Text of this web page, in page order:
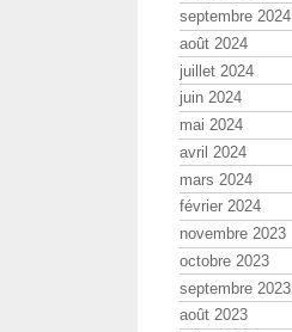
septembre 2024
août 2024
juillet 2024
juin 2024
mai 2024
avril 2024
mars 2024
février 2024
novembre 2023
octobre 2023
septembre 2023
août 2023